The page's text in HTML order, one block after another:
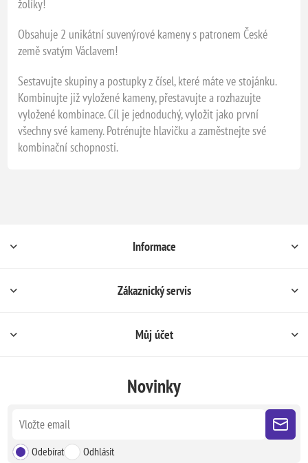
žolíky!
Obsahuje 2 unikátní suvenýrové kameny s patronem České
země svatým Václavem!
Sestavujte skupiny a postupky z čísel, které máte ve stojánku.
Kombinujte již vyložené kameny, přestavujte a rozhazujte
vyložené kombinace. Cíl je jednoduchý, vyložit jako první
všechny své kameny. Potrénujte hlavičku a zaměstnejte své
kombinační schopnosti.
Informace
Zákaznický servis
Můj účet
Novinky
Odebírat Odhlásit